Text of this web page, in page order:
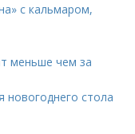
с кальмаром,
меньше чем за
новогоднего стола